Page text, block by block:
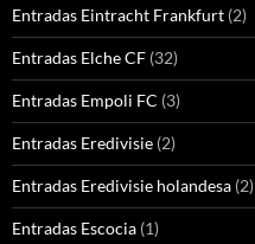
Entradas Eintracht Frankfurt (2)
Entradas Elche CF (32)
Entradas Empoli FC (3)
Entradas Eredivisie (2)
Entradas Eredivisie holandesa (2)
Entradas Escocia (1)